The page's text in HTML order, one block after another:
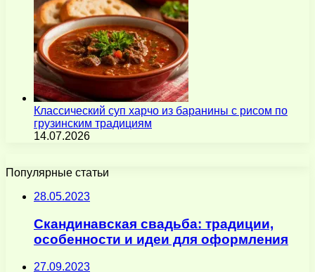
Классический суп харчо из баранины с рисом по
грузинским традициям
14.07.2026
Популярные статьи
28.05.2023
Скандинавская свадьба: традиции,
особенности и идеи для оформления
27.09.2023